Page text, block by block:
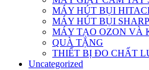
MÁY HÚT BỤI
MÁY HÚT BỤI SHARP
MÁY TẠO OZON VÀ
QUÀ TẶNG
THIẾT BỊ ĐO CHẤT
Uncategorized